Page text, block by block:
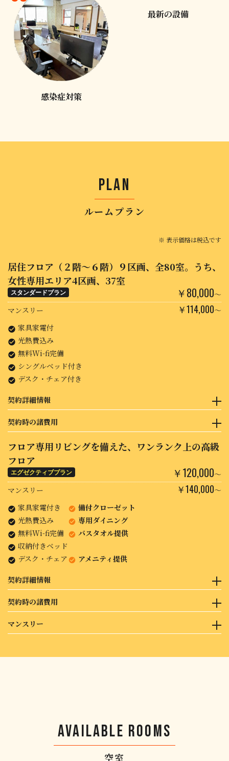
最新の設備
感染症対策
PLAN
ルームプラン
※ 表示価格は税込です
居住フロア（２階〜６階）９区画、全80室。うち、
女性専用エリア4区画、37室
スタンダードプラン ￥80,000〜
マンスリー
￥114,000〜
家具家電付
光熱費込み
無料Wi-fi完備
シングルベッド付き
デスク・チェア付き
契約詳細情報
契約形態：定期借家契約
再 契 約：可・更新料¥22,000
初期費用：銀行振込
月々賃料：銀行振込又はクレジットカード
室内備品：ベッド／クローゼット／照明／カーテン／ エ
アコン
備 考：寝具・マットレス無し
（レンタル有り・貸出時￥5,000）
契約時の諸費用
・保証金： 80,000円
・契約料： 22,000円
・鍵設定： 6,600円
合 計：108,600円
※保証金は解約後、退室償却金44,000円を差し引き56,000円を返
金をいたします。
EXECTIVE
フロア専用リビングを備えた、ワンランク上の高級
フロア
エグゼクティブプラン ￥120,000〜
マンスリー
￥140,000〜
家具家電付き
光熱費込み
無料Wi-fi完備
収納付きベッド
デスク・チェア
備付クローゼット
専用ダイニング
バスタオル提供
アメニティ提供
契約詳細情報
契約形態：定期借家契約
再 契 約：可・更新料¥22,000
契約期間：6ヵ月（中途解約可）
初期費用：銀行振込
契約時の諸費用
<諸費用内訳>
・保証金：100,000円
マンスリー
AVAILABLE ROOMS
空室